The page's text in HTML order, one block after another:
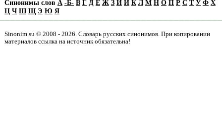
Синонимы слов А -Б- В Г Д Е Ж З И Й К Л М Н О П Р С Т У Ф Х
Ц Ч Ш Щ Э Ю Я
Sinonim.su © 2008 - 2026. Словарь русских синонимов. При копировании
материалов ссылка на источник обязательна!